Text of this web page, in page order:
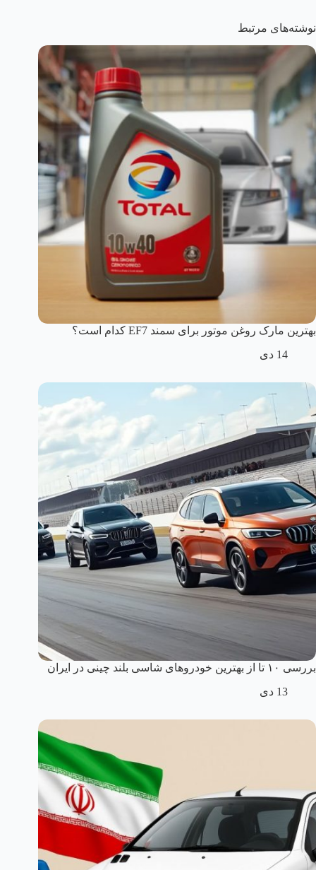
نوشته‌های مرتبط
بهترین مارک روغن موتور برای سمند EF7 کدام است؟
14 دی
بررسی ۱۰ تا از بهترین خودروهای شاسی بلند چینی در ایران
13 دی